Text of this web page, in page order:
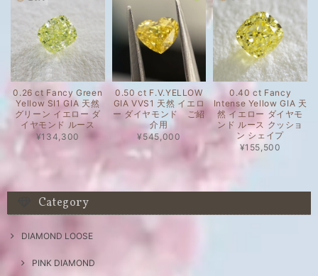
0.26 ct Fancy Green
Yellow SI1 GIA 天然
グリーン イエロー ダ
イヤモンド ルース
¥134,300
0.50 ct F.V.YELLOW
GIA VVS1 天然 イエロ
ー ダイヤモンド ご紹
介用
¥545,000
0.40 ct Fancy
Intense Yellow GIA 天
然 イエロー ダイヤモ
ンド ルース クッショ
ン シェイプ
¥155,500
Category
DIAMOND LOOSE
PINK DIAMOND